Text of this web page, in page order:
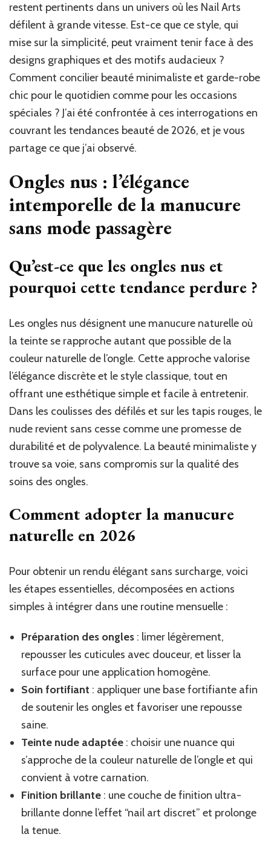
restent pertinents dans un univers où les Nail Arts
défilent à grande vitesse. Est-ce que ce style, qui
mise sur la simplicité, peut vraiment tenir face à des
designs graphiques et des motifs audacieux ?
Comment concilier beauté minimaliste et garde-robe
chic pour le quotidien comme pour les occasions
spéciales ? J’ai été confrontée à ces interrogations en
couvrant les tendances beauté de 2026, et je vous
partage ce que j’ai observé.
Ongles nus : l’élégance
intemporelle de la manucure
sans mode passagère
Qu’est-ce que les ongles nus et
pourquoi cette tendance perdure ?
Les ongles nus désignent une manucure naturelle où
la teinte se rapproche autant que possible de la
couleur naturelle de l’ongle. Cette approche valorise
l’élégance discrète et le style classique, tout en
offrant une esthétique simple et facile à entretenir.
Dans les coulisses des défilés et sur les tapis rouges, le
nude revient sans cesse comme une promesse de
durabilité et de polyvalence. La beauté minimaliste y
trouve sa voie, sans compromis sur la qualité des
soins des ongles.
Comment adopter la manucure
naturelle en 2026
Pour obtenir un rendu élégant sans surcharge, voici
les étapes essentielles, décomposées en actions
simples à intégrer dans une routine mensuelle :
Préparation des ongles : limer légèrement,
repousser les cuticules avec douceur, et lisser la
surface pour une application homogène.
Soin fortifiant : appliquer une base fortifiante afin
de soutenir les ongles et favoriser une repousse
saine.
Teinte nude adaptée : choisir une nuance qui
s’approche de la couleur naturelle de l’ongle et qui
convient à votre carnation.
Finition brillante : une couche de finition ultra-
brillante donne l’effet “nail art discret” et prolonge
la tenue.